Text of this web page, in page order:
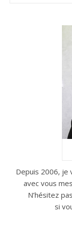
Depuis 2006, je
avec vous
N’hésitez
si